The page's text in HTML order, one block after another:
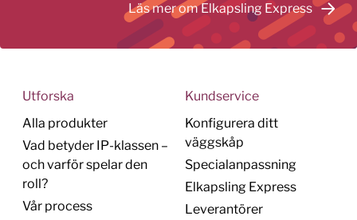
Läs mer om Elkapsling Express
Utforska
Alla produkter
Vad betyder IP-klassen –
och varför spelar den
roll?
Vår process
Kundservice
Konfigurera ditt
väggskåp
Specialanpassning
Elkapsling Express
Leverantörer